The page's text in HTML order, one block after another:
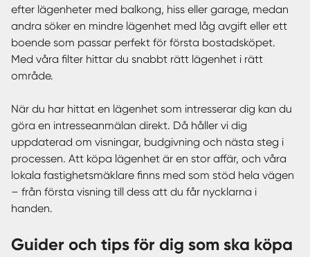
efter lägenheter med balkong, hiss eller garage, medan
andra söker en mindre lägenhet med låg avgift eller ett
boende som passar perfekt för första bostadsköpet.
Med våra filter hittar du snabbt rätt lägenhet i rätt
område.
När du har hittat en lägenhet som intresserar dig kan du
göra en intresseanmälan direkt. Då håller vi dig
uppdaterad om visningar, budgivning och nästa steg i
processen. Att köpa lägenhet är en stor affär, och våra
lokala fastighetsmäklare finns med som stöd hela vägen
– från första visning till dess att du får nycklarna i
handen.
Guider och tips för dig som ska köpa